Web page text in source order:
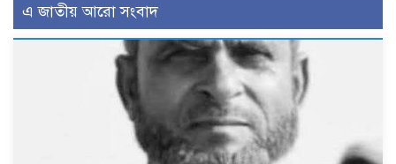
এ জাতীয় আরো সংবাদ